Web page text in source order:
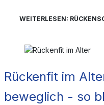
WEITERLESEN:
Rückenfit im
beweglich - so